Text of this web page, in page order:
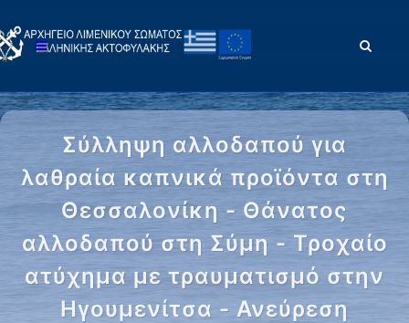
Σύλληψη αλλοδαπού για
λαθραία καπνικά προϊόντα στη
Θεσσαλονίκη - Θάνατος
αλλοδαπού στη Σύμη - Τροχαίο
ατύχημα με τραυματισμό στην
Ηγουμενίτσα - Ανεύρεση